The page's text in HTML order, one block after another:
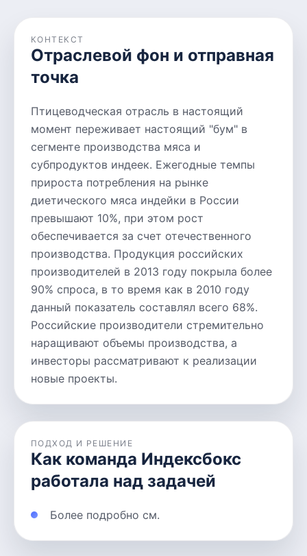
КОНТЕКСТ
Отраслевой фон и отправная
точка
Птицеводческая отрасль в настоящий
момент переживает настоящий "бум" в
сегменте производства мяса и
субпродуктов индеек. Ежегодные темпы
прироста потребления на рынке
диетического мяса индейки в России
превышают 10%, при этом рост
обеспечивается за счет отечественного
производства. Продукция российских
производителей в 2013 году покрыла более
90% спроса, в то время как в 2010 году
данный показатель составлял всего 68%.
Российские производители стремительно
наращивают объемы производства, а
инвесторы рассматривают к реализации
новые проекты.
ПОДХОД И РЕШЕНИЕ
Как команда Индексбокс
работала над задачей
Более подробно см.